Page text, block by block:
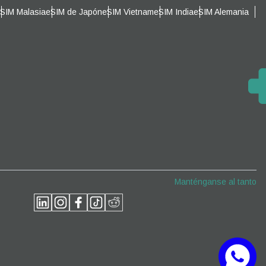
MalasiaeSIM de JapóneSIM VietnameSIM IndiaeSIM Alemania
Manténganse al tanto